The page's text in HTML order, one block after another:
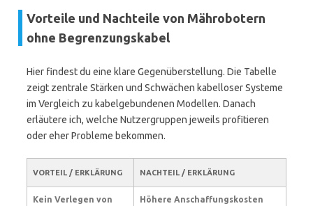
Vorteile und Nachteile von Mährobotern
ohne Begrenzungskabel
Hier findest du eine klare Gegenüberstellung. Die Tabelle
zeigt zentrale Stärken und Schwächen kabelloser Systeme
im Vergleich zu kabelgebundenen Modellen. Danach
erläutere ich, welche Nutzergruppen jeweils profitieren
oder eher Probleme bekommen.
VORTEIL / ERKLÄRUNG NACHTEIL / ERKLÄRUNG
Kein Verlegen von
Höhere Anschaffungskosten